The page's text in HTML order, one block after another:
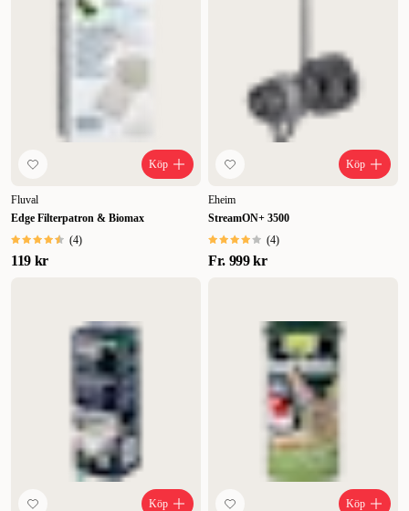
Köp
Fluval
Edge Filterpatron & Biomax
(4)
119 kr
Köp
Eheim
StreamON+ 3500
(4)
Fr. 999 kr
Köp Köp